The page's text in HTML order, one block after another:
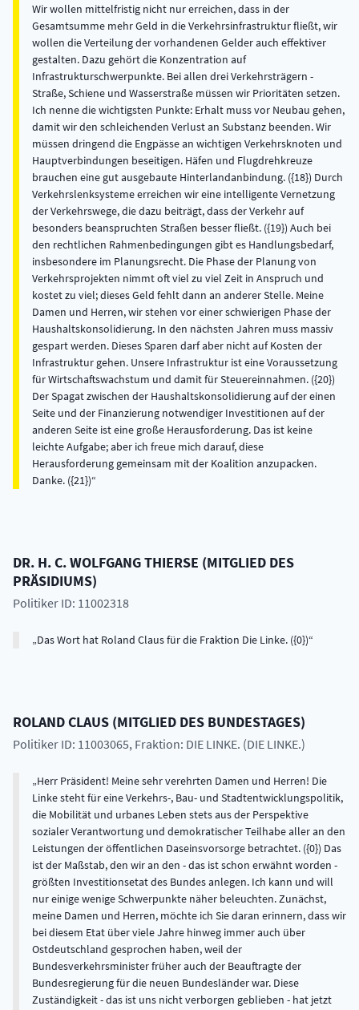
Wir wollen mittelfristig nicht nur erreichen, dass in der
Gesamtsumme mehr Geld in die Verkehrsinfrastruktur fließt, wir
wollen die Verteilung der vorhandenen Gelder auch effektiver
gestalten. Dazu gehört die Konzentration auf
Infrastrukturschwerpunkte. Bei allen drei Verkehrsträgern -
Straße, Schiene und Wasserstraße müssen wir Prioritäten setzen.
Ich nenne die wichtigsten Punkte: Erhalt muss vor Neubau gehen,
damit wir den schleichenden Verlust an Substanz beenden. Wir
müssen dringend die Engpässe an wichtigen Verkehrsknoten und
Hauptverbindungen beseitigen. Häfen und Flugdrehkreuze
brauchen eine gut ausgebaute Hinterlandanbindung. ({18}) Durch
Verkehrslenksysteme erreichen wir eine intelligente Vernetzung
der Verkehrswege, die dazu beiträgt, dass der Verkehr auf
besonders beanspruchten Straßen besser fließt. ({19}) Auch bei
den rechtlichen Rahmenbedingungen gibt es Handlungsbedarf,
insbesondere im Planungsrecht. Die Phase der Planung von
Verkehrsprojekten nimmt oft viel zu viel Zeit in Anspruch und
kostet zu viel; dieses Geld fehlt dann an anderer Stelle. Meine
Damen und Herren, wir stehen vor einer schwierigen Phase der
Haushaltskonsolidierung. In den nächsten Jahren muss massiv
gespart werden. Dieses Sparen darf aber nicht auf Kosten der
Infrastruktur gehen. Unsere Infrastruktur ist eine Voraussetzung
für Wirtschaftswachstum und damit für Steuereinnahmen. ({20})
Der Spagat zwischen der Haushaltskonsolidierung auf der einen
Seite und der Finanzierung notwendiger Investitionen auf der
anderen Seite ist eine große Herausforderung. Das ist keine
leichte Aufgabe; aber ich freue mich darauf, diese
Herausforderung gemeinsam mit der Koalition anzupacken.
Danke. ({21})
DR. H. C.WOLFGANGTHIERSE (MITGLIED DES
PRÄSIDIUMS)
Politiker ID: 11002318
Das Wort hat Roland Claus für die Fraktion Die Linke. ({0})
ROLANDCLAUS (MITGLIED DES BUNDESTAGES)
Politiker ID: 11003065, Fraktion: DIE LINKE. (DIE LINKE.)
Herr Präsident! Meine sehr verehrten Damen und Herren! Die
Linke steht für eine Verkehrs-, Bau- und Stadtentwicklungspolitik,
die Mobilität und urbanes Leben stets aus der Perspektive
sozialer Verantwortung und demokratischer Teilhabe aller an den
Leistungen der öffentlichen Daseinsvorsorge betrachtet. ({0}) Das
ist der Maßstab, den wir an den - das ist schon erwähnt worden -
größten Investitionsetat des Bundes anlegen. Ich kann und will
nur einige wenige Schwerpunkte näher beleuchten. Zunächst,
meine Damen und Herren, möchte ich Sie daran erinnern, dass wir
bei diesem Etat über viele Jahre hinweg immer auch über
Ostdeutschland gesprochen haben, weil der
Bundesverkehrsminister früher auch der Beauftragte der
Bundesregierung für die neuen Bundesländer war. Diese
Zuständigkeit - das ist uns nicht verborgen geblieben - hat jetzt